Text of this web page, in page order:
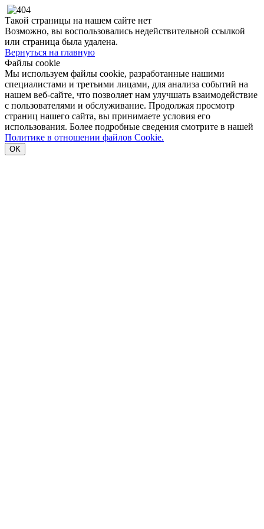
Такой страницы на нашем сайте нет
Возможно, вы воспользовались недействительной ссылкой
или страница была удалена.
Вернуться на главную
Файлы cookie
Мы используем файлы cookie, разработанные нашими
специалистами и третьими лицами, для анализа событий на
нашем веб-сайте, что позволяет нам улучшать взаимодействие
с пользователями и обслуживание. Продолжая просмотр
страниц нашего сайта, вы принимаете условия его
использования. Более подробные сведения смотрите в нашей
Политике в отношении файлов Cookie.
OK